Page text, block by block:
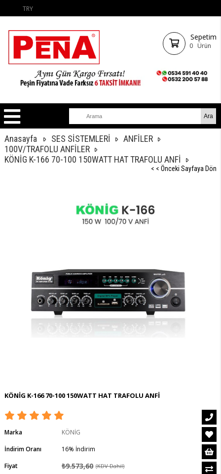
TRY
Sepetim
0 Ürün
Anasayfa SES SİSTEMLERİ
ANFİLER
100V/TRAFOLU ANFİLER
KÖNİG K-166 70-100 150WATT HAT TRAFOLU ANFİ
< < Önceki Sayfaya Dön
KÖNİG K-166 70-100 150WATT HAT TRAFOLU ANFİ
Marka
KÖNİG
İndirim Oranı
%
16
İndirim
Fiyat
₺9.573,60 (KDV Dahil)